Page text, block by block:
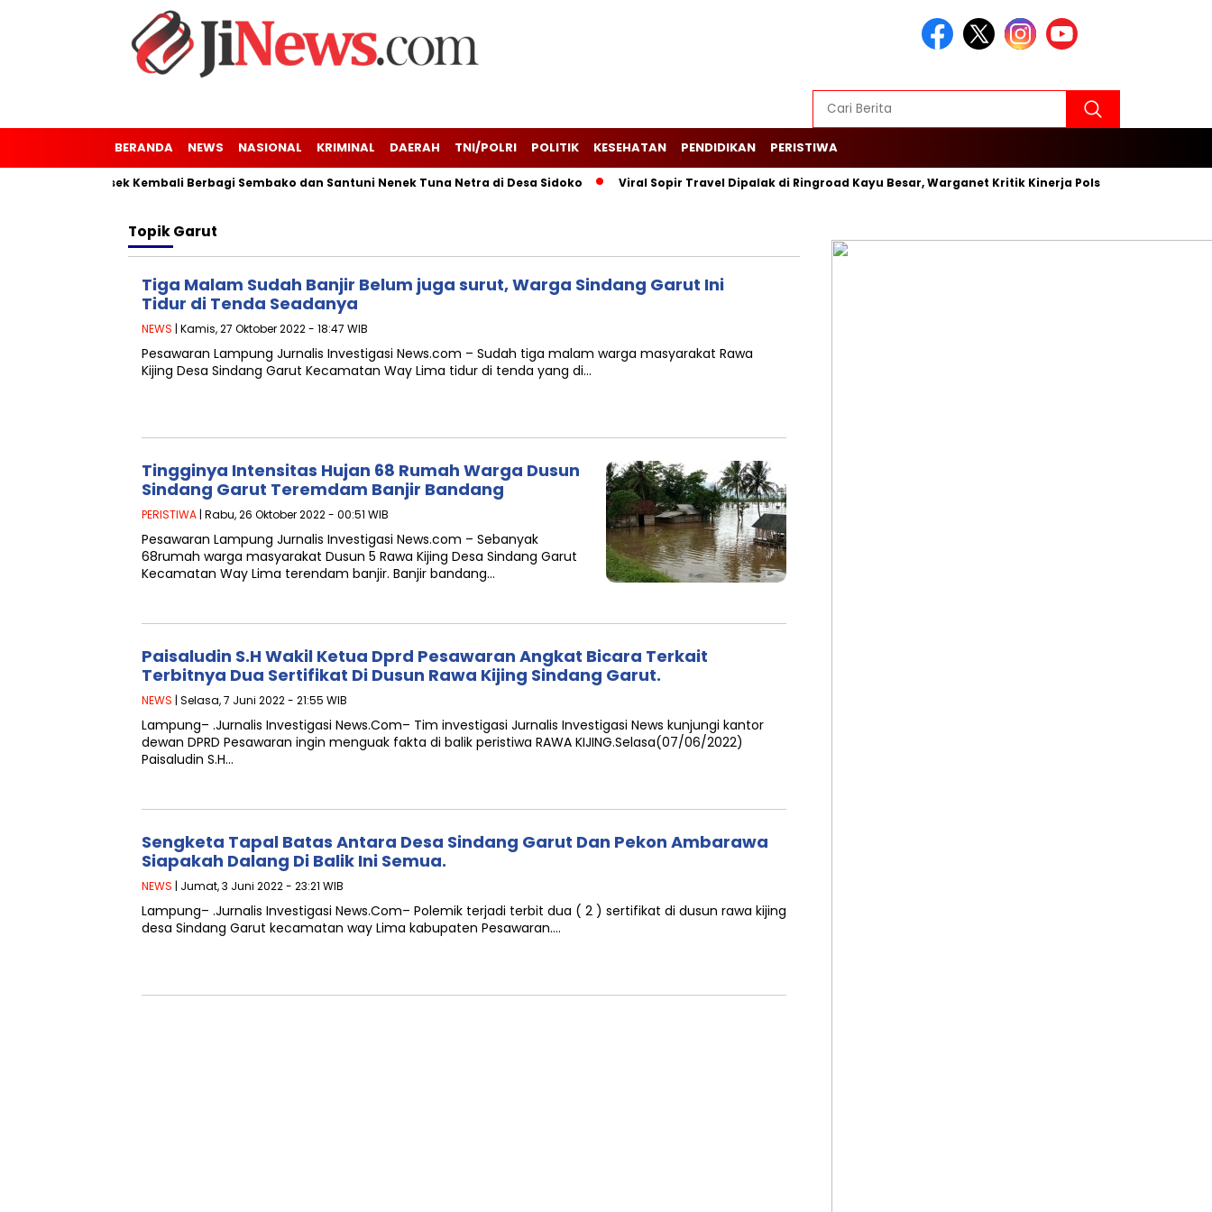
BERANDA NEWS NASIONAL KRIMINAL DAERAH TNI/POLRI POLITIK KESEHATAN PENDIDIKAN PERISTIWA
Kaler-Kresek Kembali Berbagi Sembako dan Santuni Nenek Tuna Netra di Desa Sidoko Viral Sopir Travel Dipalak di Ringroad Kayu Besar, Warganet Kritik Kinerja Polsek Cengkareng
TopikGarut
Tiga Malam Sudah Banjir Belum juga surut, Warga Sindang Garut Ini
Tidur di Tenda Seadanya
NEWS | Kamis, 27 Oktober 2022 - 18:47 WIB
Pesawaran Lampung Jurnalis Investigasi News.com – Sudah tiga malam warga masyarakat Rawa
Kijing Desa Sindang Garut Kecamatan Way Lima tidur di tenda yang di…
Tingginya Intensitas Hujan 68 Rumah Warga Dusun
Sindang Garut Teremdam Banjir Bandang
PERISTIWA | Rabu, 26 Oktober 2022 - 00:51 WIB
Pesawaran Lampung Jurnalis Investigasi News.com – Sebanyak
68rumah warga masyarakat Dusun 5 Rawa Kijing Desa Sindang Garut
Kecamatan Way Lima terendam banjir. Banjir bandang…
Paisaludin S.H Wakil Ketua Dprd Pesawaran Angkat Bicara Terkait
Terbitnya Dua Sertifikat Di Dusun Rawa Kijing Sindang Garut.
NEWS | Selasa, 7 Juni 2022 - 21:55 WIB
Lampung– .Jurnalis Investigasi News.Com– Tim investigasi Jurnalis Investigasi News kunjungi kantor
dewan DPRD Pesawaran ingin menguak fakta di balik peristiwa RAWA KIJING.Selasa(07/06/2022)
Paisaludin S.H…
Sengketa Tapal Batas Antara Desa Sindang Garut Dan Pekon Ambarawa
Siapakah Dalang Di Balik Ini Semua.
NEWS | Jumat, 3 Juni 2022 - 23:21 WIB
Lampung– .Jurnalis Investigasi News.Com– Polemik terjadi terbit dua ( 2 ) sertifikat di dusun rawa kijing
desa Sindang Garut kecamatan way Lima kabupaten Pesawaran….